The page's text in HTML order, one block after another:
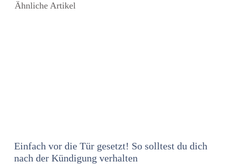
Ähnliche Artikel
Einfach vor die Tür gesetzt! So solltest du dich
nach der Kündigung verhalten